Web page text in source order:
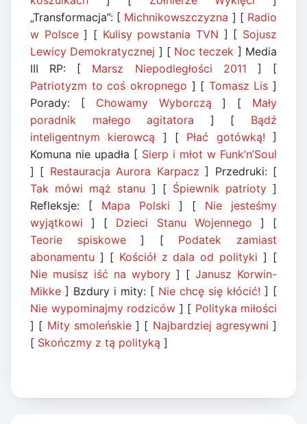
„Transformacja”: [ Michnikowszczyzna ] [ Radio
w Polsce] [ Kulisy powstania TVN ] [ Sojusz
Lewicy Demokratycznej ] [ Noc teczek ] Media
III RP: [ Marsz Niepodległości 2011 ] [
Patriotyzm to coś okropnego ] [ Tomasz Lis ]
Porady: [ Chowamy Wyborczą ] [ Mały
poradnik małego agitatora ] [ Bądź
inteligentnym kierowcą ] [ Płać gotówką! ]
Komuna nie upadła [ Sierp i młot w Funk’n’Soul
] [ Restauracja Aurora Karpacz ] Przedruki: [
Tak mówi mąż stanu ] [ Śpiewnik patrioty]
Refleksje: [ Mapa Polski ] [ Nie jesteśmy
wyjątkowi ] [ Dzieci Stanu Wojennego ] [
Teorie spiskowe] [ Podatek zamiast
abonamentu ] [ Kościół z dala od polityki ] [
Nie musisz iść na wybory ] [ Janusz Korwin-
Mikke ] Bzdury i mity: [ Nie chcę się kłócić! ] [
Nie wypominajmy rodziców ] [ Polityka miłości
] [ Mity smoleńskie] [ Najbardziej agresywni ]
[ Skończmy z tą polityką ]